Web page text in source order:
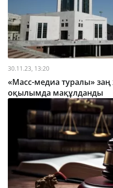
30.11.23, 13:20
«Масс-медиа туралы» заң
оқылымда мақұлданды